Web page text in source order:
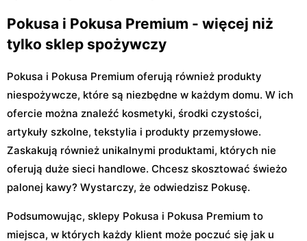
Pokusa i Pokusa Premium - więcej niż
tylko sklep spożywczy
Pokusa i Pokusa Premium oferują również produkty
niespożywcze, które są niezbędne w każdym domu. W ich
ofercie można znaleźć kosmetyki, środki czystości,
artykuły szkolne, tekstylia i produkty przemysłowe.
Zaskakują również unikalnymi produktami, których nie
oferują duże sieci handlowe. Chcesz skosztować świeżo
palonej kawy? Wystarczy, że odwiedzisz Pokusę.
Podsumowując, sklepy Pokusa i Pokusa Premium to
miejsca, w których każdy klient może poczuć się jak u